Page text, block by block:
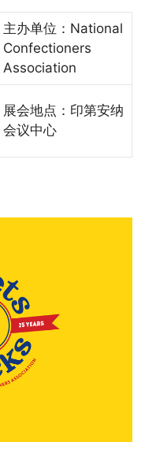
主办单位：National
Confectioners
Association
展会地点：印第安纳
会议中心